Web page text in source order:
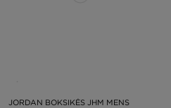
JORDAN BOKSIKĖS JHM MENS